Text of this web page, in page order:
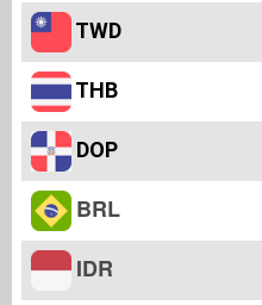
TWD
THB
DOP
BRL
IDR